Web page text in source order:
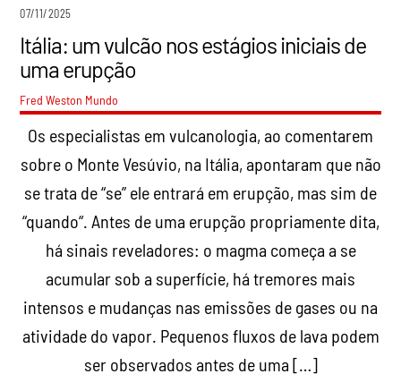
07/11/2025
Itália: um vulcão nos estágios iniciais de
uma erupção
Fred Weston Mundo
Os especialistas em vulcanologia, ao comentarem
sobre o Monte Vesúvio, na Itália, apontaram que não
se trata de “se” ele entrará em erupção, mas sim de
“quando“. Antes de uma erupção propriamente dita,
há sinais reveladores: o magma começa a se
acumular sob a superfície, há tremores mais
intensos e mudanças nas emissões de gases ou na
atividade do vapor. Pequenos fluxos de lava podem
ser observados antes de uma […]